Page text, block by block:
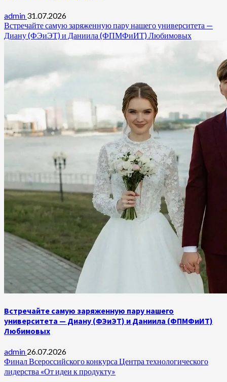
admin 31.07.2026
Встречайте самую заряженную пару нашего университета —
Диану (ФЭиЭТ) и Даниила (ФПМФиИТ) Любимовых
Встречайте самую заряженную пару нашего
университета — Диану (ФЭиЭТ) и Даниила (ФПМФиИТ)
Любимовых
admin 26.07.2026
Финал Всероссийского конкурса Центра технологического
лидерства «От идеи к продукту»